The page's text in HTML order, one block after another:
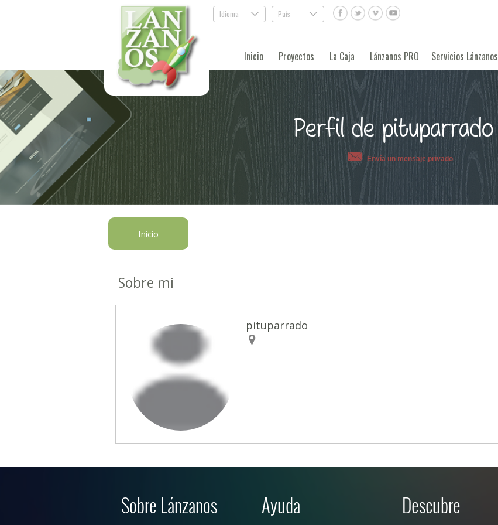
Idioma . País .
Inicio Proyectos La Caja Lánzanos PRO Servicios Lánzanos
Perfil de pituparrado
Envía un mensaje privado
Inicio
Sobre mi
pituparrado
Sobre Lánzanos Ayuda Descubre